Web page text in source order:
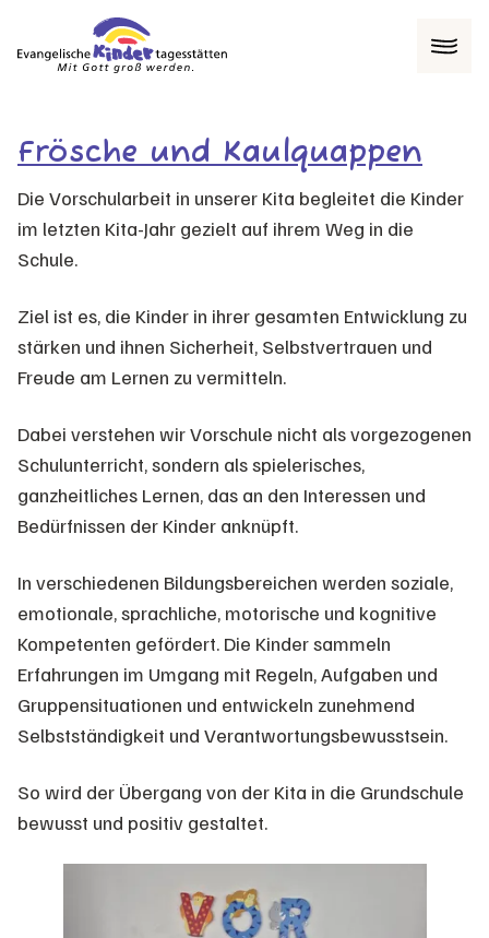
Frösche und Kaulquappen
Die Vorschularbeit in unserer Kita begleitet die Kinder
im letzten Kita-Jahr gezielt auf ihrem Weg in die
Schule.
Ziel ist es, die Kinder in ihrer gesamten Entwicklung zu
stärken und ihnen Sicherheit, Selbstvertrauen und
Freude am Lernen zu vermitteln.
Dabei verstehen wir Vorschule nicht als vorgezogenen
Schulunterricht, sondern als spielerisches,
ganzheitliches Lernen, das an den Interessen und
Bedürfnissen der Kinder anknüpft.
In verschiedenen Bildungsbereichen werden soziale,
emotionale, sprachliche, motorische und kognitive
Kompetenten gefördert. Die Kinder sammeln
Erfahrungen im Umgang mit Regeln, Aufgaben und
Gruppensituationen und entwickeln zunehmend
Selbstständigkeit und Verantwortungsbewusstsein.
So wird der Übergang von der Kita in die Grundschule
bewusst und positiv gestaltet.